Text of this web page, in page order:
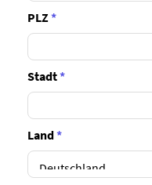
PLZ*
Stadt*
Land*